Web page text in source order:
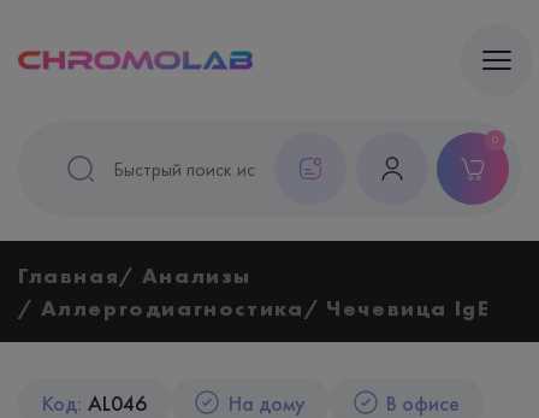
0
Главная
Анализы
Аллергодиагностика
Чечевица IgE
Код: AL046 На дому В офисе